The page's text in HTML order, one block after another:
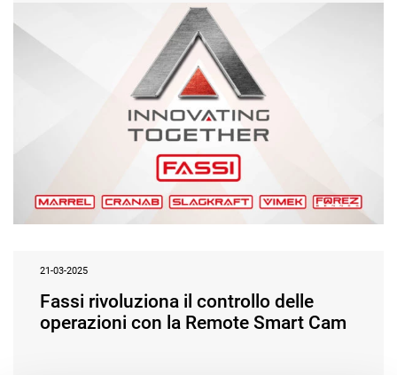
21-03-2025
Fassi rivoluziona il controllo delle
operazioni con la Remote Smart Cam